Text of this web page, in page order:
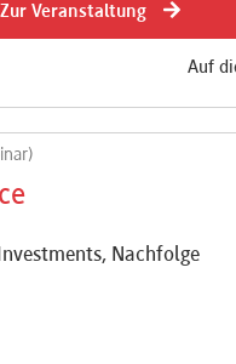
Zur Veranstaltung
Auf
Nachfolge